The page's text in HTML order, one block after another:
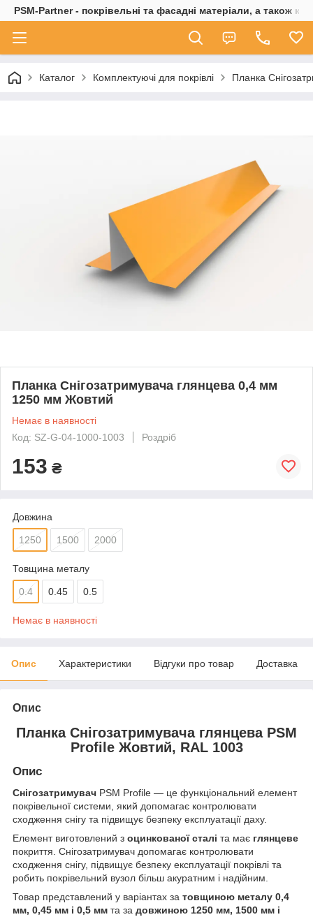
PSM-Partner - покрівельні та фасадні матеріали, а також
Каталог Комплектуючі для покрівлі Планка
Планка Снігозатримувача глянцева 0,4 мм
1250 мм Жовтий
Немає в наявності
Код: SZ-G-04-1000-1003
Роздріб
153 ₴
Довжина
1250 1500 2000
Товщина металу
0.4 0.45 0.5
Немає в наявності
Опис Характеристики Відгуки про товар Доставка
Опис
Планка Снігозатримувача глянцева PSM
Profile Жовтий, RAL 1003
Опис
Снігозатримувач PSM Profile — це функціональний елемент
покрівельної системи, який допомагає контролювати
сходження снігу та підвищує безпеку експлуатації даху.
Елемент виготовлений з оцинкованої сталі та має глянцеве
покриття. Снігозатримувач допомагає контролювати
сходження снігу, підвищує безпеку експлуатації покрівлі та
робить покрівельний вузол більш акуратним і надійним.
Товар представлений у варіантах за товщиною металу 0,4
мм, 0,45 мм і 0,5 мм та за довжиною 1250 мм, 1500 мм і